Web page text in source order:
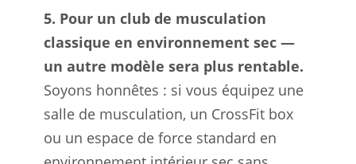
5. Pour un club de musculation
classique en environnement sec —
un autre modèle sera plus rentable.
Soyons honnêtes : si vous équipez une
salle de musculation, un CrossFit box
ou un espace de force standard en